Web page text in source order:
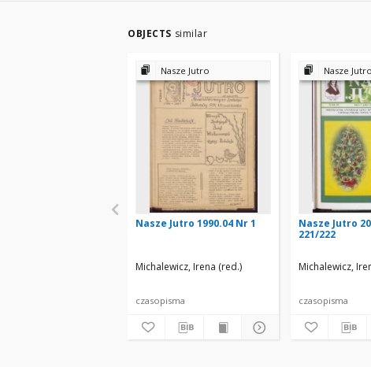
OBJECTS similar
Nasze Jutro
Nasze Jutro 1990.04 Nr 1
Michalewicz, Irena (red.)
czasopisma
Nasze Jutro
Nasze Jutro
221/222
Michalewicz,
czasopisma